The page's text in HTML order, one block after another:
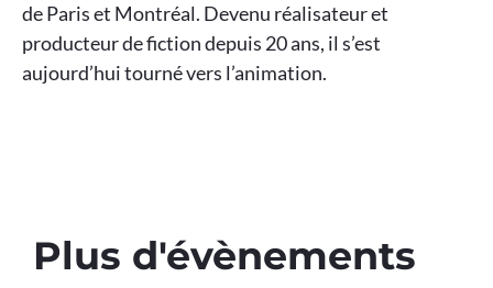
de Paris et Montréal. Devenu réalisateur et
producteur de fiction depuis 20 ans, il s’est
aujourd’hui tourné vers l’animation.
Plus d'évènements​